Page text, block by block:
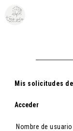
Saltar
contenido
Mis solicitudes
Acceder
Nombre de